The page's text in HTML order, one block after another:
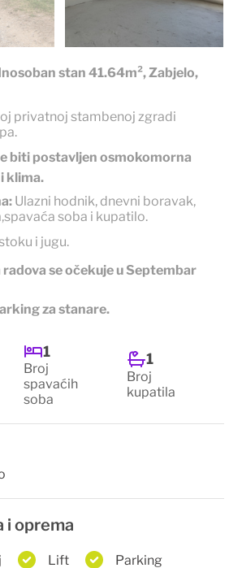
stan 41.64m², Zabjelo,
privatnoj stambenoj zgradi
biti postavljen osmokomorna
klima.
Ulazni hodnik, dnevni boravak,
soba i kupatilo.
i jugu.
se očekuje u Septembar
za stanare.
1
Broj
spavaćih
soba
1
Broj
kupatila
i oprema
Lift Parking